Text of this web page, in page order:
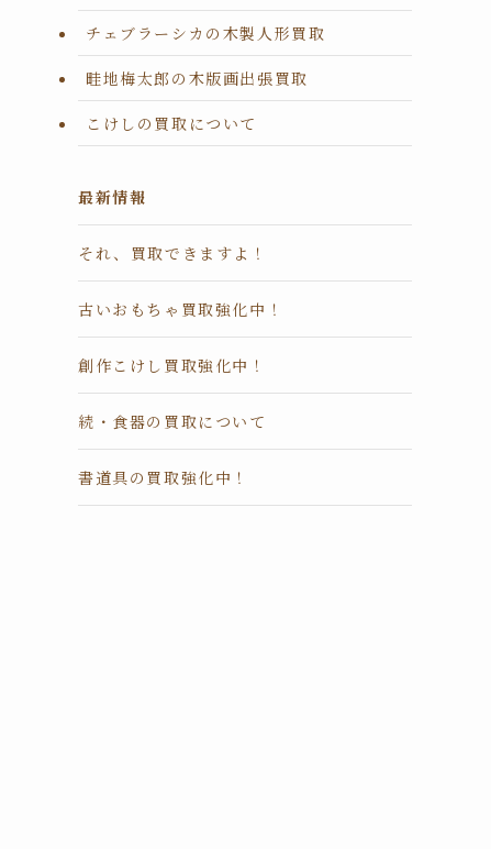
チェブラーシカの木製人形買取
畦地梅太郎の木版画出張買取
こけしの買取について
最新情報
それ、買取できますよ！
古いおもちゃ買取強化中！
創作こけし買取強化中！
続・食器の買取について
書道具の買取強化中！